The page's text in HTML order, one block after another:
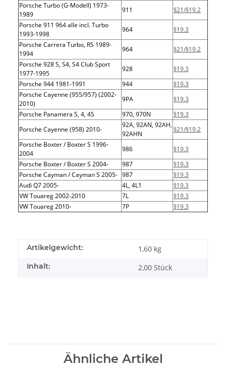
Porsche Turbo (G-Modell) 1973-
1989
911
§21/§19.2
Porsche 911 964 alle incl. Turbo
1993-1998
964
§19.3
Porsche Carrera Turbo, RS 1989-
1994
964
§21/§19.2
Porsche 928 S, S4, S4 Club Sport
1977-1995
928
§19.3
Porsche 944 1981-1991
944
§19.3
Porsche Cayenne (955/957) (2002-
2010)
9PA
§19.3
Porsche Panamera S, 4, 4S
970, 970N
§19.3
Porsche Cayenne (958) 2010-
92A, 92AN, 92AH,
92AHN
§21/§19.2
Porsche Boxter / Boxter S 1996-
2004
986
§19.3
Porsche Boxter / Boxter S 2004-
987
§19.3
Porsche Cayman / Cayman S 2005- 987
§19.3
Audi Q7 2005-
4L, 4L1
§19.3
VW Touareg 2002-2010
7L
§19.3
VW Touareg 2010-
7P §19.3
Artikelgewicht: 1,60 kg
Inhalt: 2,00 Stück
Ähnliche Artikel